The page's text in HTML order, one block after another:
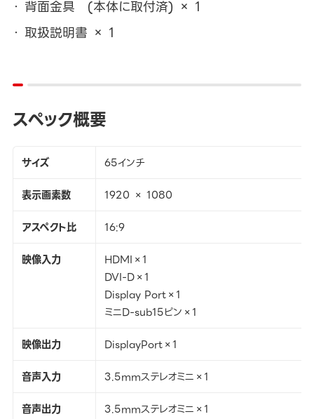
背面金具 (本体に取付済) × 1
取扱説明書 × 1
スペック概要
サイズ
65インチ
表示画素数
1920 × 1080
アスペクト比
16:9
映像入力
HDMI×1
DVI-D×1
Display Port×1
ミニD-sub15ピン×1
映像出力
DisplayPort×1
音声入力
3.5mmステレオミニ×1
音声出力
3.5mmステレオミニ×1